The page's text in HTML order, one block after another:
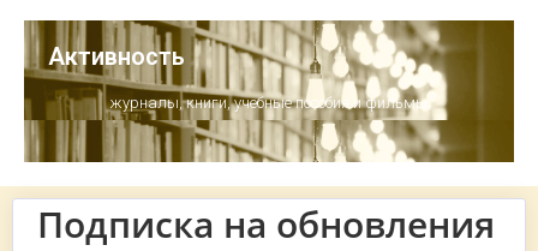
Активность
журналы, книги, учебные пособия и фильмы
Подписка на обновления